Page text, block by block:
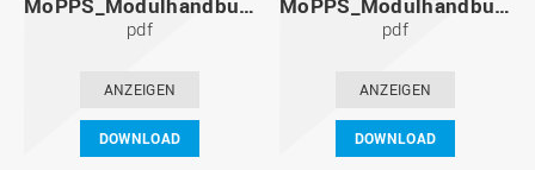
MoPPS_Modulhandbuch_20141201.pdf
pdf
ANZEIGEN
DOWNLOAD
MoPPS_Modulhandbuch_20140601.pdf
pdf
ANZEIGEN
DOWNLOAD